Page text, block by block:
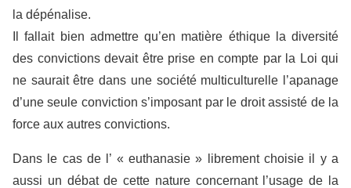
la dépénalise.
Il fallait bien admettre qu’en matière éthique la diversité
des convictions devait être prise en compte par la Loi qui
ne saurait être dans une société multiculturelle l’apanage
d’une seule conviction s’imposant par le droit assisté de la
force aux autres convictions.
Dans le cas de l’ « euthanasie » librement choisie il y a
aussi un débat de cette nature concernant l’usage de la